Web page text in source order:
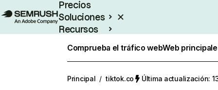
Precios
Soluciones
Recursos
Comprueba el tráfico webWeb
Principal / tiktok.co Última actualización: